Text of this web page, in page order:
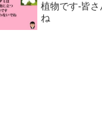
植物です-皆
ね